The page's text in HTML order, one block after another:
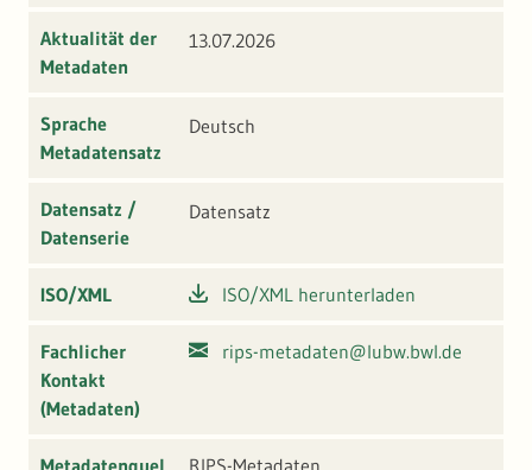
Aktualität der
Metadaten
13.07.2026
Sprache
Metadatensatz
Deutsch
Datensatz /
Datenserie
Datensatz
ISO/XML ISO/XML herunterladen
Fachlicher
Kontakt
(Metadaten)
rips-metadaten@lubw.bwl.de